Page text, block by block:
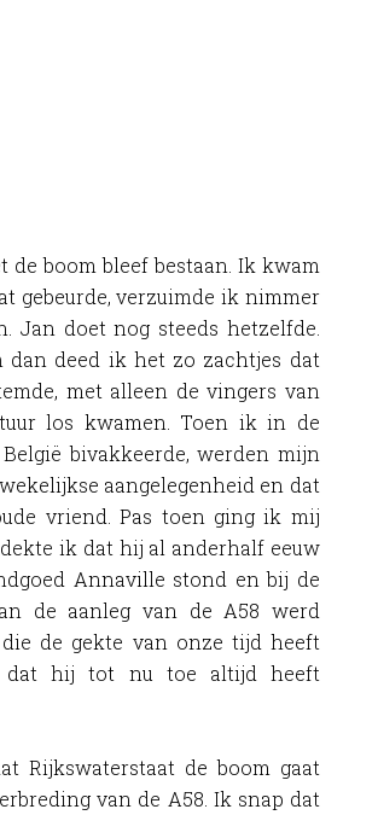
de boom bleef bestaan. Ik kwam
gebeurde, verzuimde ik nimmer
Jan doet nog steeds hetzelfde.
dan deed ik het zo zachtjes dat
met alleen de vingers van
los kwamen. Toen ik in de
bivakkeerde, werden mijn
aangelegenheid en dat
vriend. Pas toen ging ik mij
ik dat hij al anderhalf eeuw
Annaville stond en bij de
de aanleg van de A58 werd
die de gekte van onze tijd heeft
dat hij tot nu toe altijd heeft
Rijkswaterstaat de boom gaat
van de A58. Ik snap dat